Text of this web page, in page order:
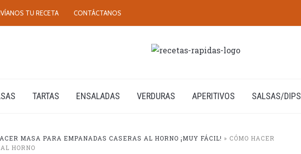
TU RECETA CONTÁCTANOS
TARTAS ENSALADAS VERDURAS APERITIVOS SALSAS/DIPS
MASA PARA EMPANADAS CASERAS AL HORNO ¡MUY FÁCIL! » CÓMO HACER
HORNO